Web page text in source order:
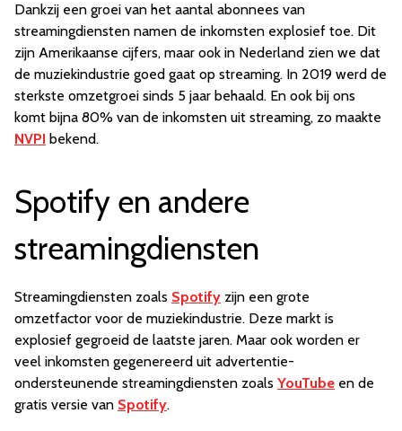
Dankzij een groei van het aantal abonnees van
streamingdiensten namen de inkomsten explosief toe. Dit
zijn Amerikaanse cijfers, maar ook in Nederland zien we dat
de muziekindustrie goed gaat op streaming. In 2019 werd de
sterkste omzetgroei sinds 5 jaar behaald. En ook bij ons
komt bijna 80% van de inkomsten uit streaming, zo maakte
NVPI bekend.
Spotify en andere
streamingdiensten
Streamingdiensten zoals Spotify zijn een grote
omzetfactor voor de muziekindustrie. Deze markt is
explosief gegroeid de laatste jaren. Maar ook worden er
veel inkomsten gegenereerd uit advertentie-
ondersteunende streamingdiensten zoals YouTube en de
gratis versie van Spotify.